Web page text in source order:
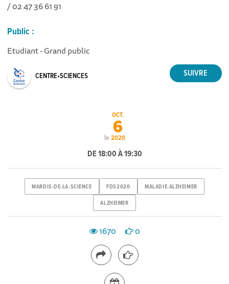
/ 02 47 36 61 91
Public :
Etudiant - Grand public
CENTRE•SCIENCES
le
OCT.
6
2020
DE 18:00 À 19:30
MARDIS-DE-LA-SCIENCE FDS2020 MALADIE-ALZHEIMER
ALZHEIMER
1670 0